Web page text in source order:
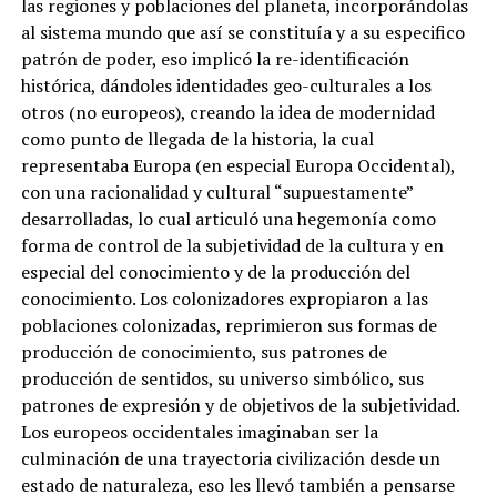
las regiones y poblaciones del planeta, incorporándolas
al sistema mundo que así se constituía y a su especifico
patrón de poder, eso implicó la re-identificación
histórica, dándoles identidades geo-culturales a los
otros (no europeos), creando la idea de modernidad
como punto de llegada de la historia, la cual
representaba Europa (en especial Europa Occidental),
con una racionalidad y cultural “supuestamente”
desarrolladas, lo cual articuló una hegemonía como
forma de control de la subjetividad de la cultura y en
especial del conocimiento y de la producción del
conocimiento. Los colonizadores expropiaron a las
poblaciones colonizadas, reprimieron sus formas de
producción de conocimiento, sus patrones de
producción de sentidos, su universo simbólico, sus
patrones de expresión y de objetivos de la subjetividad.
Los europeos occidentales imaginaban ser la
culminación de una trayectoria civilización desde un
estado de naturaleza, eso les llevó también a pensarse